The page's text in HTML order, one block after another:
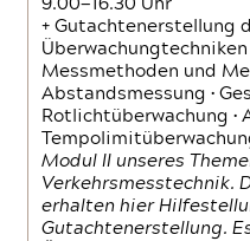
9.00—16.30 Uhr
+ Gutachtenerstellung
Messmethoden und
Abstandsmessung •
Rotlichtüberwachung
Modul II unseres
Verkehrsmesstechnik.
erhalten hier
Gutachtenerstellung.